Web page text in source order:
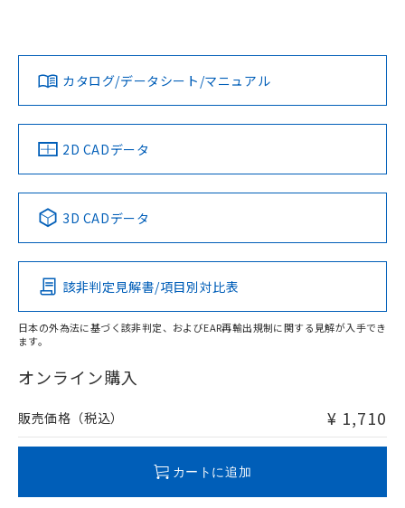
ダウンロードデータをご利用いただく前に、以下を必ずお読
みください。
ソフトウェアの使用条件
対応済み
中国 RoHS 注意事項・凡例
Pb Hg Cd Cr(VI)
O
在庫等で未対応品が混在する可能性があります。
問い合わせください。
カタログ/データシート/マニュアル
2D CADデータ
3D CADデータ
該非判定見解書/項目別対比表
日本の外為法に基づく該非判定、およびEAR再輸出規制に関する見解が入手でき
ます。
オンライン購入
販売価格（税込） ¥ 1,710
カートに追加
す。